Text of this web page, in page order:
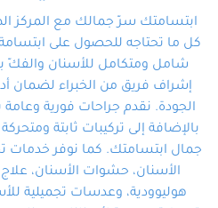
في
ابتسامتك سرّ جمالك مع المركز
كل ما تحتاجه للحصول على
شامل ومتكامل للأسنان والفكّ
إشراف فريق من الخبراء لضمان
الجودة. نقدم جراحات فورية وعامة
بالإضافة إلى تركيبات ثابتة
جمال ابتسامتك. كما نوفر خدمات
الأسنان، حشوات الأسنان،
هوليوودية، وعدسات تجميلية